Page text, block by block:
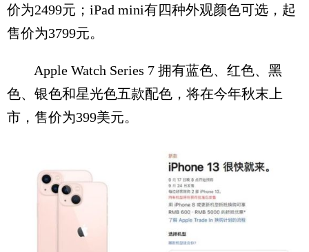
价为2499元；iPad mini有四种外观颜色可选，起
售价为3799元。
Apple Watch Series 7 拥有蓝色、红色、黑
色、银色和星光色五款配色，将在今年秋末上
市，售价为399美元。